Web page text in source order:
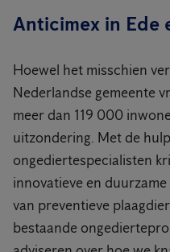
Anticimex in Ede
Hoewel het misschien
Nederlandse gemeente
meer dan 119 000
uitzondering. Met de
ongediertespecialisten
innovatieve en
van preventieve
bestaande